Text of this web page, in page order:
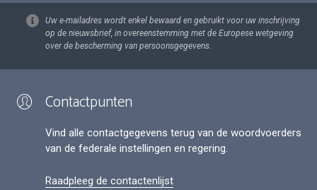
Uw e-mailadres wordt enkel bewaard en gebruikt voor uw inschrijving
op de nieuwsbrief, in overeenstemming met de Europese wetgeving
over de bescherming van persoonsgegevens.
Contactpunten
Vind alle contactgegevens terug van de woordvoerders
van de federale instellingen en regering.
Raadpleeg de contactenlijst